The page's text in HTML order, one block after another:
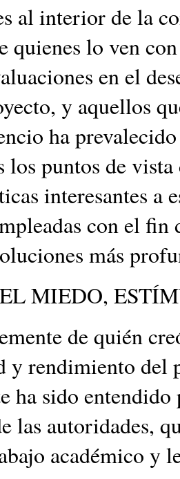
al interior de la
quienes lo ven
en el
y aquellos
ha
puntos de
interesantes a
con el fin
más
MIEDO,
de quién
y rendimiento del
ha sido
las autoridades,
académico y